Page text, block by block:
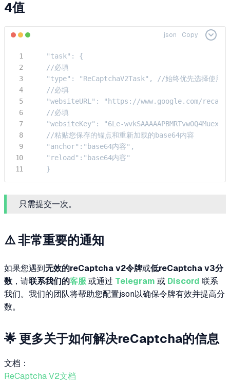
4值
json Copy
    "task": {
    //必填
"type": "ReCaptchaV2Task", //始终优先选择使用您
    //必填
"websiteURL": "https://www.google.com/
    //必填
"websiteKey": "6Le-
    //粘贴您保存的锚点和重新加载的base64内容
    "anchor":"base64内容",
    "reload":"base64内容"
    }
只需提交一次。
⚠️ 非常重要的通知
如果您遇到 无效的reCaptcha v2令牌或低reCaptcha v3分
数 ，请联系我们的客服 或通过 Telegram 或 Discord 联系
我们。我们的团队将帮助您配置json以确保令牌有效并提高分
数。
🌟 更多关于如何解决reCaptcha的信息
文档：
ReCaptcha V2文档